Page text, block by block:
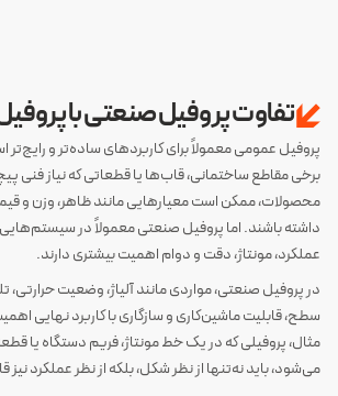
تفاوت پروفیل صنعتی با
پروفیل عمومی معمولاً برای کاربردهای ساده‌تر و رایج‌تر
برخی مقاطع ساختمانی، قاب‌ها یا قطعاتی که نیاز فنی
محصولات، ممکن است معیارهایی مانند ظاهر، وزن و
داشته باشند. اما پروفیل صنعتی معمولاً در
عملکرد، مونتاژ، دقت و دوام اهمیت بیشتری دارند.
در پروفیل صنعتی، مواردی مانند آلیاژ، وضعیت حرارتی،
سطح، قابلیت ماشین‌کاری و سازگاری با کاربرد نهایی
مثال، پروفیلی که در یک خط مونتاژ، فریم دستگاه یا
می‌شود، باید نه‌تنها از نظر شکل، بلکه از نظر عملکرد نیز